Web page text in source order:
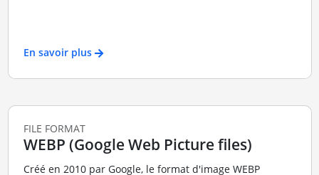
En savoir plus
FILE FORMAT
WEBP (Google Web Picture files)
Créé en 2010 par Google, le format d'image WEBP